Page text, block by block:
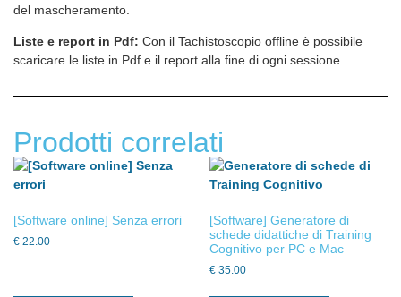
del mascheramento.
Liste e report in Pdf: Con il Tachistoscopio offline è possibile
scaricare le liste in Pdf e il report alla fine di ogni sessione.
Prodotti correlati
[Software online] Senza errori
€ 22.00
[Software] Generatore di
schede didattiche di Training
Cognitivo per PC e Mac
€ 35.00